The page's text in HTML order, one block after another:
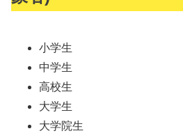
小学生
中学生
高校生
大学生
大学院生